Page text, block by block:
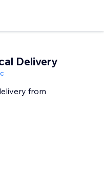
Delivery
from